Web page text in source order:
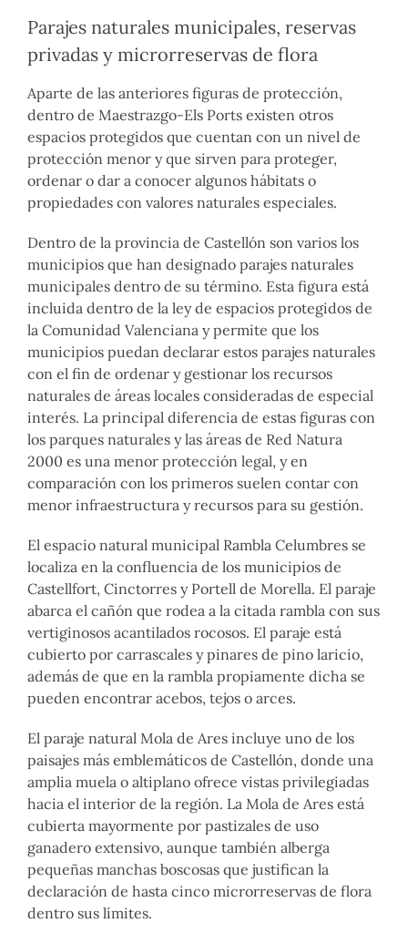
Parajes naturales municipales, reservas
privadas y microrreservas de flora
Aparte de las anteriores figuras de protección,
dentro de Maestrazgo-Els Ports existen otros
espacios protegidos que cuentan con un nivel de
protección menor y que sirven para proteger,
ordenar o dar a conocer algunos hábitats o
propiedades con valores naturales especiales.
Dentro de la provincia de Castellón son varios los
municipios que han designado parajes naturales
municipales dentro de su término. Esta figura está
incluida dentro de la ley de espacios protegidos de
la Comunidad Valenciana y permite que los
municipios puedan declarar estos parajes naturales
con el fin de ordenar y gestionar los recursos
naturales de áreas locales consideradas de especial
interés. La principal diferencia de estas figuras con
los parques naturales y las áreas de Red Natura
2000 es una menor protección legal, y en
comparación con los primeros suelen contar con
menor infraestructura y recursos para su gestión.
El espacio natural municipal Rambla Celumbres se
localiza en la confluencia de los municipios de
Castellfort, Cinctorres y Portell de Morella. El paraje
abarca el cañón que rodea a la citada rambla con sus
vertiginosos acantilados rocosos. El paraje está
cubierto por carrascales y pinares de pino laricio,
además de que en la rambla propiamente dicha se
pueden encontrar acebos, tejos o arces.
El paraje natural Mola de Ares incluye uno de los
paisajes más emblemáticos de Castellón, donde una
amplia muela o altiplano ofrece vistas privilegiadas
hacia el interior de la región. La Mola de Ares está
cubierta mayormente por pastizales de uso
ganadero extensivo, aunque también alberga
pequeñas manchas boscosas que justifican la
declaración de hasta cinco microrreservas de flora
dentro sus límites.